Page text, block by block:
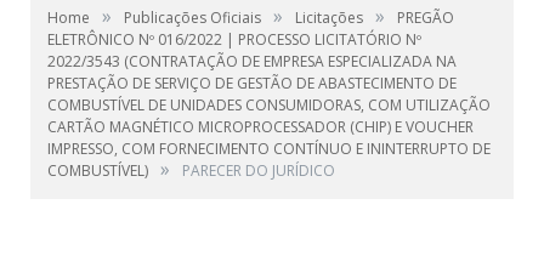
Home » Publicações Oficiais » Licitações »
PREGÃO
ELETRÔNICO Nº 016/2022 | PROCESSO LICITATÓRIO Nº
2022/3543 (CONTRATAÇÃO DE EMPRESA ESPECIALIZADA NA
PRESTAÇÃO DE SERVIÇO DE GESTÃO DE ABASTECIMENTO DE
COMBUSTÍVEL DE UNIDADES CONSUMIDORAS, COM UTILIZAÇÃO
CARTÃO MAGNÉTICO MICROPROCESSADOR (CHIP) E VOUCHER
IMPRESSO, COM FORNECIMENTO CONTÍNUO E ININTERRUPTO DE
COMBUSTÍVEL) » PARECER DO JURÍDICO